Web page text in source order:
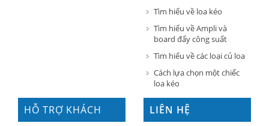
Tìm hiểu về loa kéo
Tìm hiểu về Ampli và
board đẩy công suất
Tìm hiểu về các loại củ loa
Cách lựa chọn một chiếc
loa kéo
HỖ TRỢ KHÁCH
LIÊN HỆ